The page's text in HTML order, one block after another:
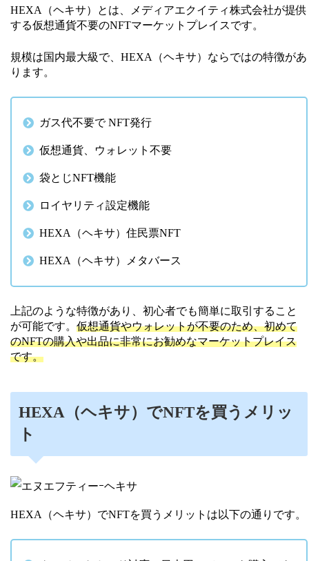
HEXA（ヘキサ）とは、メディアエクイティ株式会社が提供
する仮想通貨不要のNFTマーケットプレイスです。
規模は国内最大級で、HEXA（ヘキサ）ならではの特徴があ
ります。
ガス代不要で NFT発行
仮想通貨、ウォレット不要
袋とじNFT機能
ロイヤリティ設定機能
HEXA（ヘキサ）住民票NFT
HEXA（ヘキサ）メタバース
上記のような特徴があり、初心者でも簡単に取引すること
が可能です。 仮想通貨やウォレットが不要のため、初めて
のNFTの購入や出品に非常にお勧めなマーケットプレイス
です。
HEXA（ヘキサ）でNFTを買うメリッ
ト
HEXA（ヘキサ）でNFTを買うメリットは以下の通りです。